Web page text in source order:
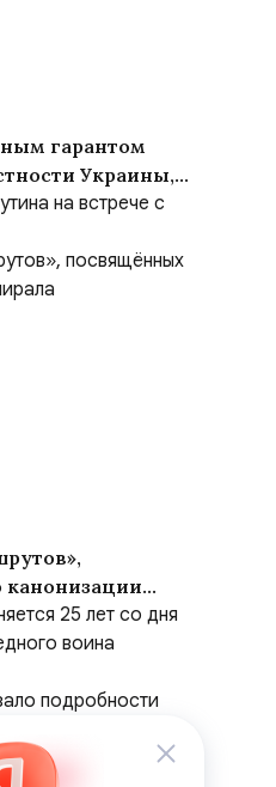
гарантом
Украины,
врагомна встрече с
25 лет со дня
воина